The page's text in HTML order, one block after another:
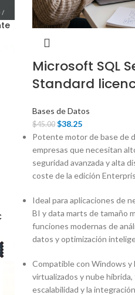
Microsoft SQL
Standard
Bases de Datos
$45.00 $38.25
Potente motor de base de
empresas que necesitan
seguridad avanzada y alta
coste de la edición
Ideal para aplicaciones de
BI y data marts de tamaño
funciones modernas de
datos y optimización
Compatible con Windows y
virtualizados y nube
escalabilidad y la